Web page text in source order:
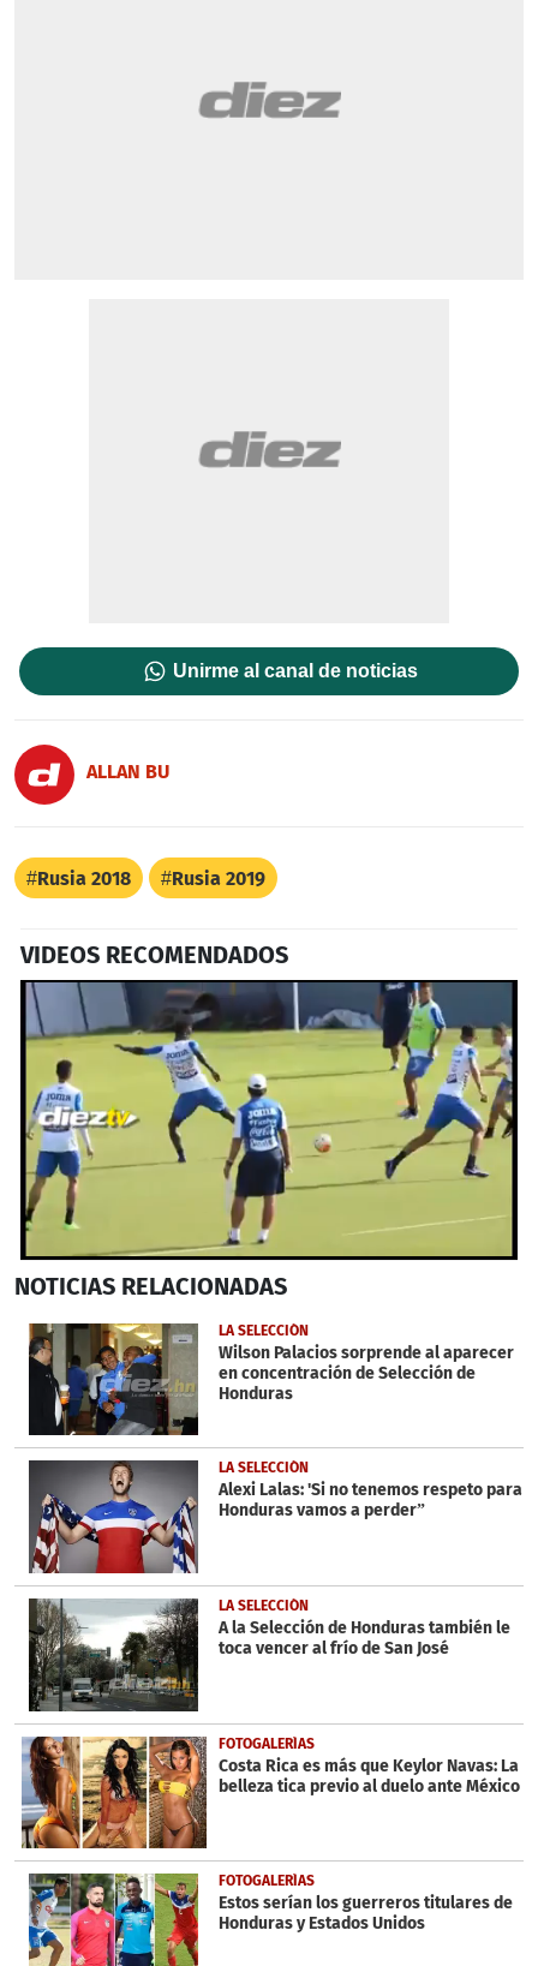
Unirme al canal de noticias
ALLAN BU
Rusia 2018 Rusia 2019
VIDEOS RECOMENDADOS
seconds
1
minute,
32
seconds
NOTICIAS RELACIONADAS
LA SELECCIÓN
Wilson Palacios sorprende al aparecer
en concentración de Selección de
Honduras
LA SELECCIÓN
Alexi Lalas: 'Si no tenemos respeto para
Honduras vamos a perder”
LA SELECCIÓN
A la Selección de Honduras también le
toca vencer al frío de San José
FOTOGALERÍAS
Costa Rica es más que Keylor Navas: La
belleza tica previo al duelo ante México
FOTOGALERÍAS
Estos serían los guerreros titulares de
Honduras y Estados Unidos